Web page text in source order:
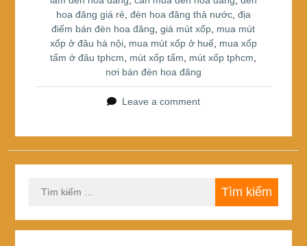
o
k
hoa đăng giá rẻ đèn hoa đăng thả nước, địa
điểm bán đèn hoa đăng ,giá mút xốp mua mút
xốp ở đâu hà nội, mua mút xốp ở huế, mua xốp
tấm ở đâu tphcm
mút xốp tấm mút xốp tphcm
nơi bán đèn hoa đăng
Leave a comment
kiếm